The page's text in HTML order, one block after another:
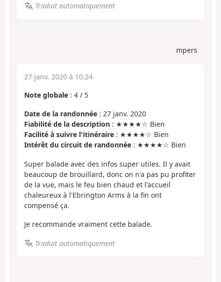
Traduit automatiquement
mpers
27 janv. 2020 à 10:24
Note globale : 4 / 5
Date de la randonnée : 27 janv. 2020
Fiabilité de la description : ★★★★☆ Bien
Facilité à suivre l'itinéraire : ★★★★☆ Bien
Intérêt du circuit de randonnée : ★★★★☆ Bien
Super balade avec des infos super utiles. Il y avait
beaucoup de brouillard, donc on n'a pas pu profiter
de la vue, mais le feu bien chaud et l'accueil
chaleureux à l'Ebrington Arms à la fin ont
compensé ça.
Je recommande vraiment cette balade.
Traduit automatiquement